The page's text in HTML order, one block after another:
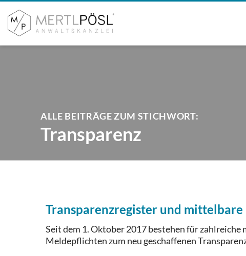
ALLE BEITRÄGE ZUM STICHWORT:
Transparenz
Transparenzregister und
Seit dem 1. Oktober 2017 bestehen für
Meldepflichten zum neu geschaffenen